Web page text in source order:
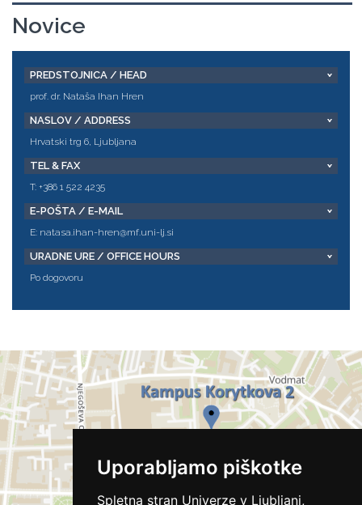
Uporabljamo piškotke
Spletna stran Univerze v Ljubljani,
Novice
PREDSTOJNICA / HEAD
prof. dr. Nataša Ihan Hren
NASLOV / ADDRESS
Hrvatski trg 6, Ljubljana
TEL & FAX
T: +386 1 522 4235
E-POŠTA / E-MAIL
E: natasa.ihan-hren@mf.uni-lj.si
URADNE URE / OFFICE HOURS
Po dogovoru